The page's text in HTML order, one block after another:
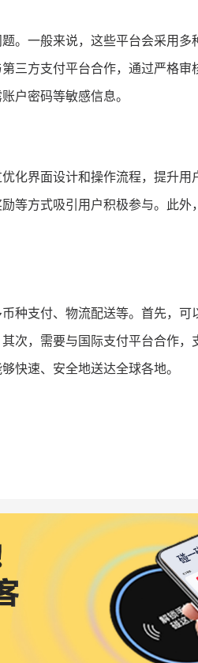
。一般来说，这些平台会采用
三方支付平台合作，通过严格审
户密码等敏感信息。
化界面设计和操作流程，提升用
等方式吸引用户积极参与。此外
种支付、物流配送等。首先，
次，需要与国际支付平台合作，
快速、安全地送达全球各地。